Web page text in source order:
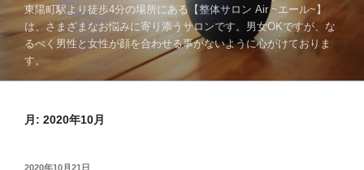
キ
ッ
東陽町駅より徒歩4分の場所にある【整体サロン Air ~エール~】
は、さまざまなお悩みに寄り添うサロンです。男女OKですが、な
るべく男性と女性が顔を合わせる事がないように心がけておりま
す。
月: 2020年10月
投
2020年10月21日